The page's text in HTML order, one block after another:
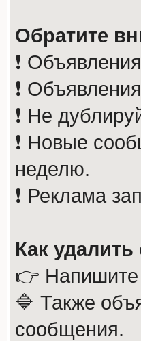
Обратите
❗️
❗️
❗️ Не
❗️ Новые
неделю.
❗️ Реклама
Как
👉 Напишите
🔷 Также
сообщения.